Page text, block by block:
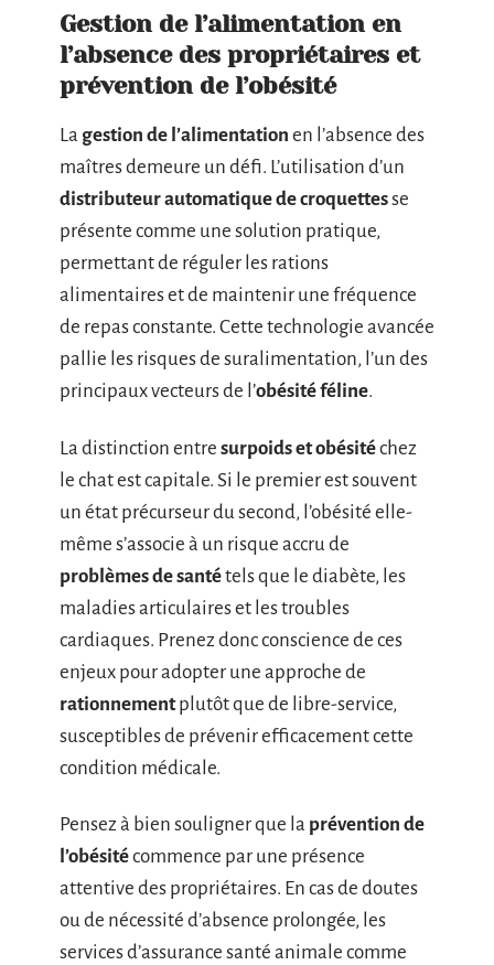
Gestion de l’alimentation en
l’absence des propriétaires et
prévention de l’obésité
La gestion de l’alimentation en l’absence des
maîtres demeure un défi. L’utilisation d’un
distributeur automatique de croquettesse
présente comme une solution pratique,
permettant de réguler les rations
alimentaires et de maintenir une fréquence
de repas constante. Cette technologie avancée
pallie les risques de suralimentation, l’un des
principaux vecteurs de l’obésité féline.
La distinction entre surpoids et obésitéchez
le chat est capitale. Si le premier est souvent
un état précurseur du second, l’obésité elle-
même s’associe à un risque accru de
problèmes de santétels que le diabète, les
maladies articulaires et les troubles
cardiaques. Prenez donc conscience de ces
enjeux pour adopter une approche de
rationnementplutôt que de libre-service,
susceptibles de prévenir efficacement cette
condition médicale.
Pensez à bien souligner que la prévention de
l’obésitécommence par une présence
attentive des propriétaires. En cas de doutes
ou de nécessité d’absence prolongée, les
services d’assurance santé animale comme